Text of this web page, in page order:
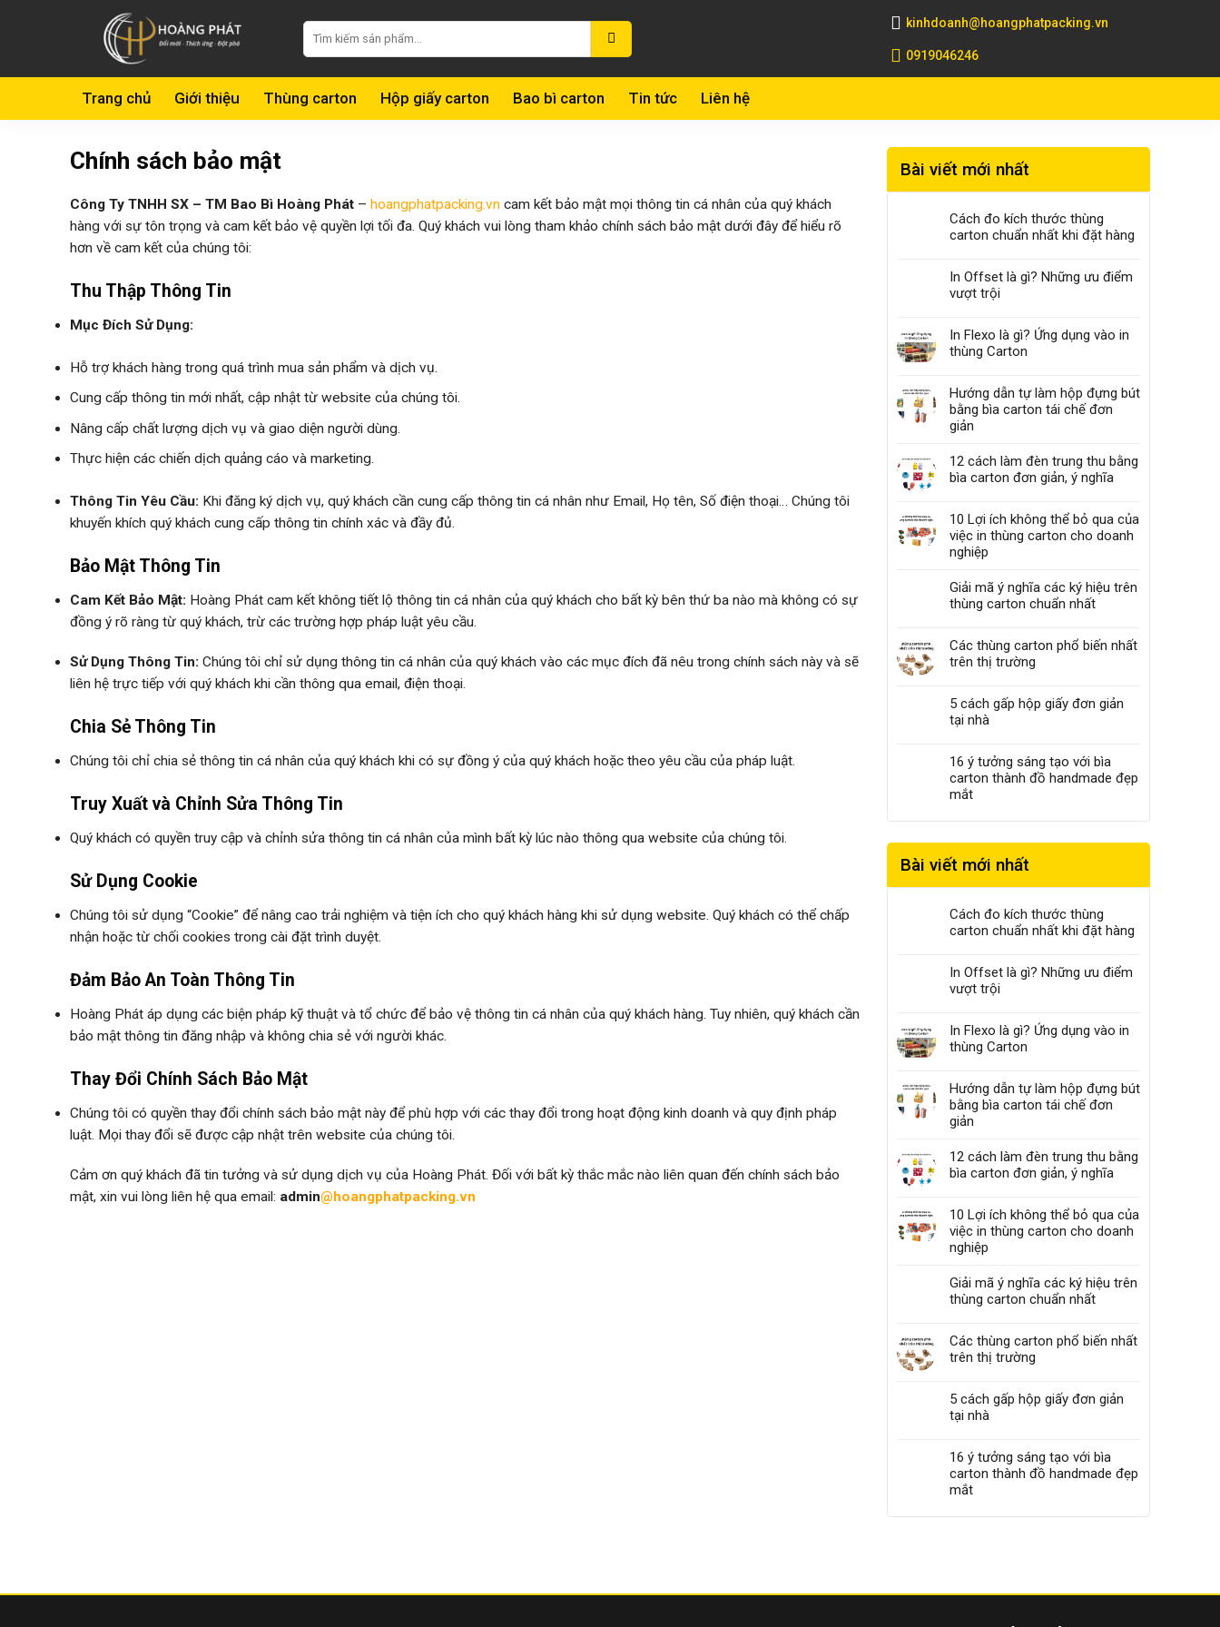
Tìm
kiếm:
kinhdoanh@hoangphatpacking.vn
0919046246
Trang chủ Giới thiệu Thùng carton Hộp giấy carton Bao bì carton Tin tức Liên hệ
Chính sách bảo mật
Công Ty TNHH SX – TM Bao Bì Hoàng Phát – hoangphatpacking.vn cam kết bảo mật mọi thông tin cá nhân của quý khách
hàng với sự tôn trọng và cam kết bảo vệ quyền lợi tối đa. Quý khách vui lòng tham khảo chính sách bảo mật dưới đây để hiểu rõ
hơn về cam kết của chúng tôi:
Thu Thập Thông Tin
Mục Đích Sử Dụng:
Hỗ trợ khách hàng trong quá trình mua sản phẩm và dịch vụ.
Cung cấp thông tin mới nhất, cập nhật từ website của chúng tôi.
Nâng cấp chất lượng dịch vụ và giao diện người dùng.
Thực hiện các chiến dịch quảng cáo và marketing.
Thông Tin Yêu Cầu: Khi đăng ký dịch vụ, quý khách cần cung cấp thông tin cá nhân như Email, Họ tên, Số điện thoại… Chúng tôi
khuyến khích quý khách cung cấp thông tin chính xác và đầy đủ.
Bảo Mật Thông Tin
Cam Kết Bảo Mật: Hoàng Phát cam kết không tiết lộ thông tin cá nhân của quý khách cho bất kỳ bên thứ ba nào mà không có sự
đồng ý rõ ràng từ quý khách, trừ các trường hợp pháp luật yêu cầu.
Sử Dụng Thông Tin: Chúng tôi chỉ sử dụng thông tin cá nhân của quý khách vào các mục đích đã nêu trong chính sách này và sẽ
liên hệ trực tiếp với quý khách khi cần thông qua email, điện thoại.
Chia Sẻ Thông Tin
Chúng tôi chỉ chia sẻ thông tin cá nhân của quý khách khi có sự đồng ý của quý khách hoặc theo yêu cầu của pháp luật.
Truy Xuất và Chỉnh Sửa Thông Tin
Quý khách có quyền truy cập và chỉnh sửa thông tin cá nhân của mình bất kỳ lúc nào thông qua website của chúng tôi.
Sử Dụng Cookie
Chúng tôi sử dụng “Cookie” để nâng cao trải nghiệm và tiện ích cho quý khách hàng khi sử dụng website. Quý khách có thể chấp
nhận hoặc từ chối cookies trong cài đặt trình duyệt.
Đảm Bảo An Toàn Thông Tin
Hoàng Phát áp dụng các biện pháp kỹ thuật và tổ chức để bảo vệ thông tin cá nhân của quý khách hàng. Tuy nhiên, quý khách cần
bảo mật thông tin đăng nhập và không chia sẻ với người khác.
Thay Đổi Chính Sách Bảo Mật
Chúng tôi có quyền thay đổi chính sách bảo mật này để phù hợp với các thay đổi trong hoạt động kinh doanh và quy định pháp
luật. Mọi thay đổi sẽ được cập nhật trên website của chúng tôi.
Cảm ơn quý khách đã tin tưởng và sử dụng dịch vụ của Hoàng Phát. Đối với bất kỳ thắc mắc nào liên quan đến chính sách bảo
mật, xin vui lòng liên hệ qua email: admin@hoangphatpacking.vn
Bài viết mới nhất
Cách đo kích thước thùng
carton chuẩn nhất khi đặt hàng
In Offset là gì? Những ưu điểm
vượt trội
In Flexo là gì? Ứng dụng vào in
thùng Carton
Hướng dẫn tự làm hộp đựng bút
bằng bìa carton tái chế đơn
giản
12 cách làm đèn trung thu bằng
bìa carton đơn giản, ý nghĩa
10 Lợi ích không thể bỏ qua của
việc in thùng carton cho doanh
nghiệp
Giải mã ý nghĩa các ký hiệu trên
thùng carton chuẩn nhất
Các thùng carton phổ biến nhất
trên thị trường
5 cách gấp hộp giấy đơn giản
tại nhà
16 ý tưởng sáng tạo với bìa
carton thành đồ handmade đẹp
mắt
Bài viết mới nhất
Cách đo kích thước thùng
carton chuẩn nhất khi đặt hàng
In Offset là gì? Những ưu điểm
vượt trội
In Flexo là gì? Ứng dụng vào in
thùng Carton
Hướng dẫn tự làm hộp đựng bút
bằng bìa carton tái chế đơn
giản
12 cách làm đèn trung thu bằng
bìa carton đơn giản, ý nghĩa
10 Lợi ích không thể bỏ qua của
việc in thùng carton cho doanh
nghiệp
Giải mã ý nghĩa các ký hiệu trên
thùng carton chuẩn nhất
Các thùng carton phổ biến nhất
trên thị trường
5 cách gấp hộp giấy đơn giản
tại nhà
16 ý tưởng sáng tạo với bìa
carton thành đồ handmade đẹp
mắt